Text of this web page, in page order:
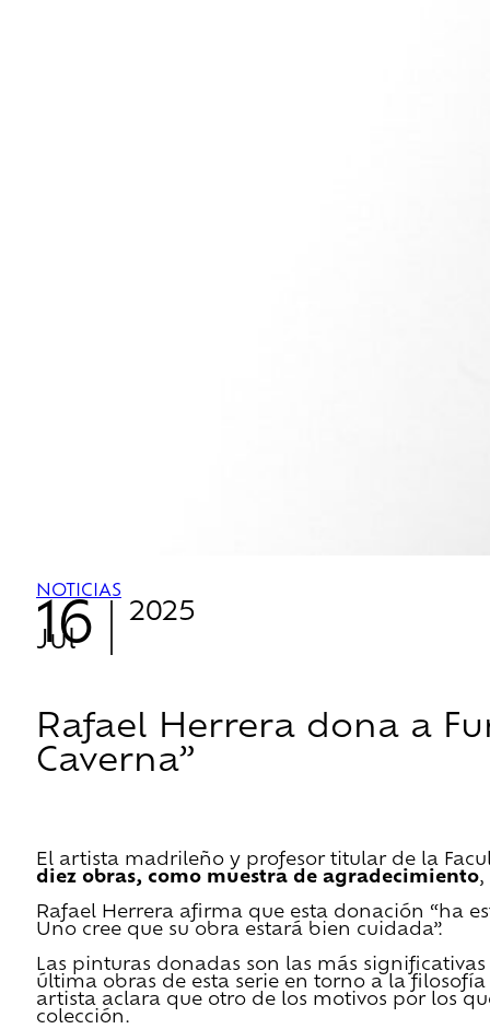
NOTICIAS
16
Jul
2025
Rafael Herrera dona a
Caverna”
El artista madrileño y profesor titular de la
diez obras, como muestra de agradecimiento,
Rafael Herrera afirma que esta donación “ha
Uno cree que su obra estará bien cuidada”.
Las pinturas donadas son las más significativas
última obras de esta serie en torno a la
artista aclara que otro de los motivos por los
colección.